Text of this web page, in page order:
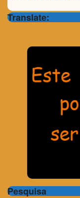
Translate:
Pesquisa